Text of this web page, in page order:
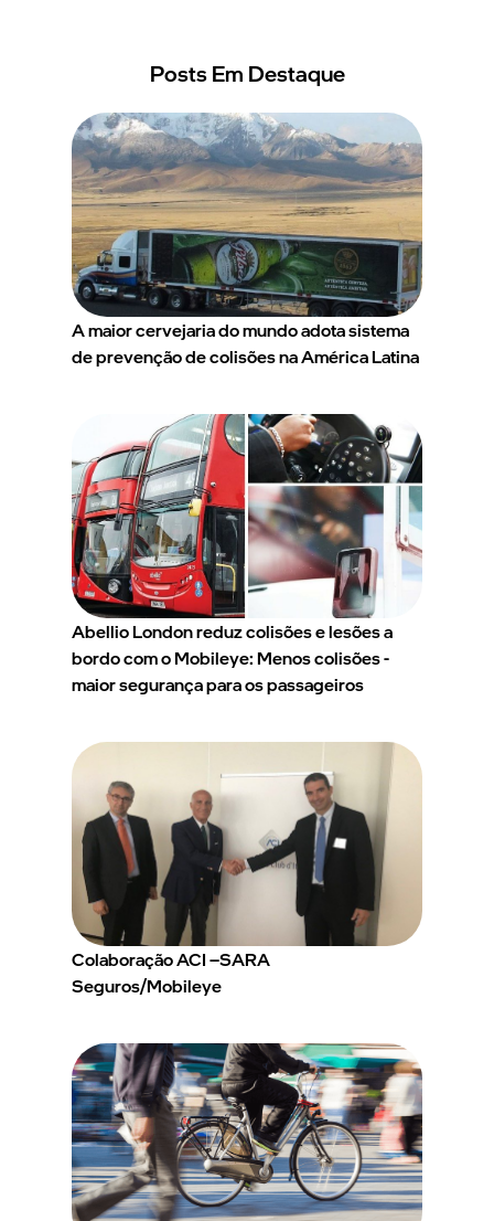
Posts Em Destaque
A maior cervejaria do mundo adota sistema
de prevenção de colisões na América Latina
Abellio London reduz colisões e lesões a
bordo com o Mobileye: Menos colisões -
maior segurança para os passageiros
Colaboração ACI –SARA
Seguros/Mobileye